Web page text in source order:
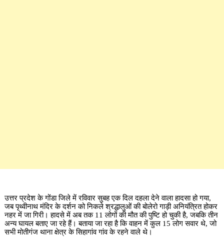
उत्तर प्रदेश के गोंडा जिले में रविवार सुबह एक दिल दहला देने वाला हादसा हो गया,
जब पृथ्वीनाथ मंदिर के दर्शन को निकले श्रद्धालुओं की बोलेरो गाड़ी अनियंत्रित होकर
नहर में जा गिरी। हादसे में अब तक 11 लोगों की मौत की पुष्टि हो चुकी है, जबकि तीन
अन्य घायल बताए जा रहे हैं। बताया जा रहा है कि वाहन में कुल 15 लोग सवार थे, जो
सभी मोतीगंज थाना क्षेत्र के सिहागांव गांव के रहने वाले थे।